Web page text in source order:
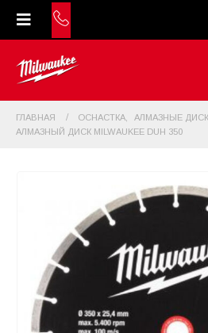
ГЛАВНАЯ ОСНАСТКА
АЛМАЗНЫЕ
АЛМАЗНЫЙ ДИСК MILWAUKEE DUH 350